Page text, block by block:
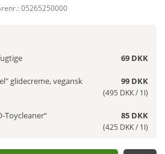
05265250000
69 DKK
glidecreme, vegansk 99 DKK
(495 DKK / 1l)
Toycleaner“ 85 DKK
(425 DKK / 1l)